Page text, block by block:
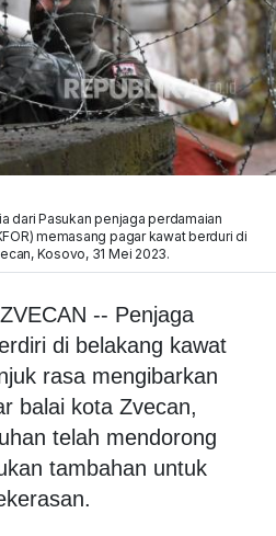
dari Pasukan penjaga perdamaian
memasang pagar kawat berduri di
Kosovo, 31 Mei 2023.
-- Penjaga
di belakang kawat
rasa mengibarkan
balai kota Zvecan,
telah mendorong
tambahan untuk